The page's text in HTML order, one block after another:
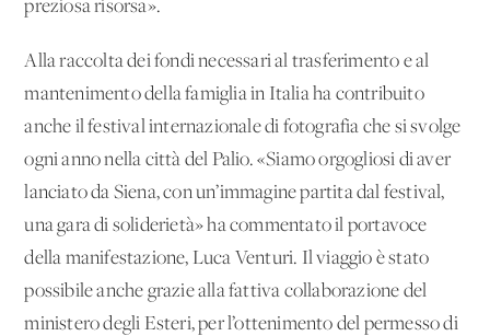
preziosa risorsa».
Alla raccolta dei fondi necessari al trasferimento e al
mantenimento della famiglia in Italia ha contribuito
anche il festival internazionale di fotografia che si svolge
ogni anno nella città del Palio. «Siamo orgogliosi di aver
lanciato da Siena, con un’immagine partita dal festival,
una gara di soliderietà» ha commentato il portavoce
della manifestazione, Luca Venturi. Il viaggio è stato
possibile anche grazie alla fattiva collaborazione del
ministero degli Esteri, per l’ottenimento del permesso di